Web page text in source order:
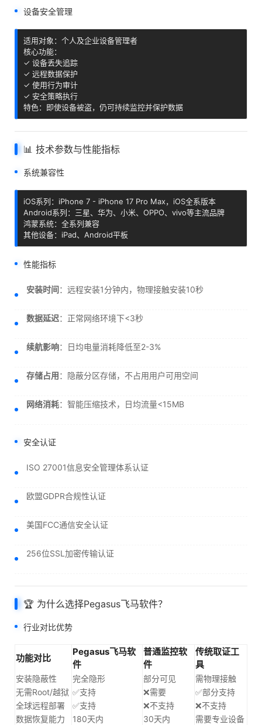
设备安全管理
适用对象：个人及企业设备管理者
核心功能：
✓ 设备丢失追踪
✓ 远程数据保护
✓ 使用行为审计
✓ 安全策略执行
特色：即使设备被盗，仍可持续监控并保护数据
📊 技术参数与性能指标
系统兼容性
iOS系列：iPhone 7 - iPhone 17 Pro Max，iOS全系版本
Android系列：三星、华为、小米、OPPO、vivo等主流品牌
鸿蒙系统：全系列兼容
其他设备：iPad、Android平板
性能指标
安装时间：远程安装1分钟内，物理接触安装10秒
数据延迟：正常网络环境下<3秒
续航影响：日均电量消耗降低至2-3%
存储占用：隐蔽分区存储，不占用用户可用空间
网络消耗：智能压缩技术，日均流量<15MB
安全认证
ISO 27001信息安全管理体系认证
欧盟GDPR合规性认证
美国FCC通信安全认证
256位SSL加密传输认证
🏆 为什么选择Pegasus飞马软件？
行业对比优势
功能对比
Pegasus飞马软
件
普通监控软
件
传统取证工
具
安装隐蔽性 完全隐形 部分可见
需物理接触
无需Root/越狱 ✅支持 ❌需要
✅部分支持
全球远程部署
✅支持 ❌不支持
❌不支持
数据恢复能力
180天内 30天内
需要专业设备